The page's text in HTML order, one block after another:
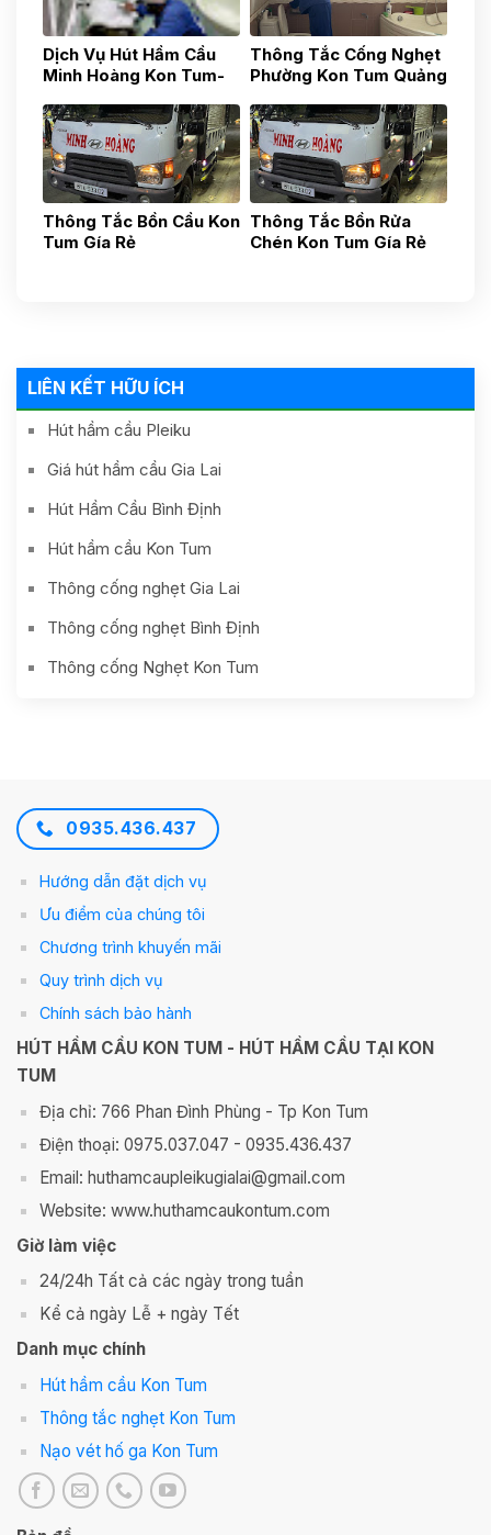
LIÊN KẾT HỮU ÍCH
Hút hầm cầu Pleiku
Giá hút hầm cầu Gia Lai
Hút Hầm Cầu Bình Định
Hút hầm cầu Kon Tum
Thông cống nghẹt Gia Lai
Thông cống nghẹt Bình Định
Thông cống Nghẹt Kon Tum
Dịch Vụ Hút Hầm Cầu
Minh Hoàng Kon Tum-
Nhanh Chóng, Gía Tốt
0935.436.437
Thông Tắc Cống Nghẹt
Phường Kon Tum Quảng
Thông Tắc Bồn Cầu Kon
Tum Gía Rẻ
Thông Tắc Bồn Rửa
Chén Kon Tum Gía Rẻ
0935.436.437
Hướng dẫn đặt dịch vụ
Ưu điểm của chúng tôi
Chương trình khuyến mãi
Quy trình dịch vụ
Chính sách bảo hành
HÚT HẦM CẦU KON TUM - HÚT HẦM CẦU TẠI KON
TUM
Địa chỉ: 766 Phan Đình Phùng - Tp Kon Tum
Điện thoại: 0975.037.047 - 0935.436.437
Email: huthamcaupleikugialai@gmail.com
Website: www.huthamcaukontum.com
Giờ làm việc
24/24h Tất cả các ngày trong tuần
Kể cả ngày Lễ + ngày Tết
Danh mục chính
Hút hầm cầu Kon Tum
Thông tắc nghẹt Kon Tum
Nạo vét hố ga Kon Tum